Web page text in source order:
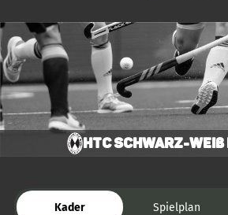
HTC Schwarz-Weiß
Kader Spielplan